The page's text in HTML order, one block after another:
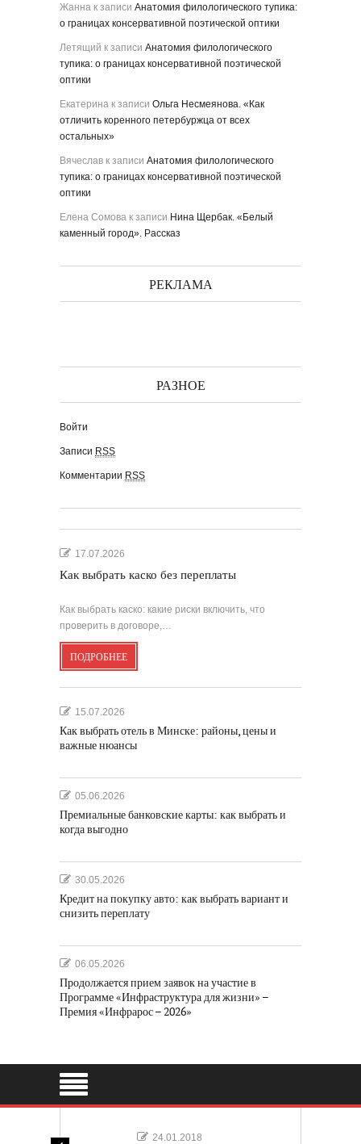
Жанна к записи Анатомия филологического тупика:
о границах консервативной поэтической оптики
Летящий к записи Анатомия филологического
тупика: о границах консервативной поэтической
оптики
Екатерина к записи Ольга Несмеянова. «Как
отличить коренного петербуржца от всех
остальных»
Вячеслав к записи Анатомия филологического
тупика: о границах консервативной поэтической
оптики
Елена Сомова к записи Нина Щербак. «Белый
каменный город». Рассказ
РЕКЛАМА
РАЗНОЕ
Войти
Записи RSS
Комментарии RSS
17.07.2026
Как выбрать каско без переплаты
Как выбрать каско: какие риски включить, что
проверить в договоре,…
ПОДРОБНЕЕ
15.07.2026
Как выбрать отель в Минске: районы, цены и
важные нюансы
05.06.2026
Премиальные банковские карты: как выбрать и
когда выгодно
30.05.2026
Кредит на покупку авто: как выбрать вариант и
снизить переплату
06.05.2026
Продолжается прием заявок на участие в
Программе «Инфраструктура для жизни» –
Премия «Инфрарос – 2026»
24.01.2018